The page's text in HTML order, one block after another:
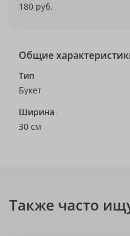
180 руб.
Общие
Тип
Букет
Ширина
30 см
Также часто